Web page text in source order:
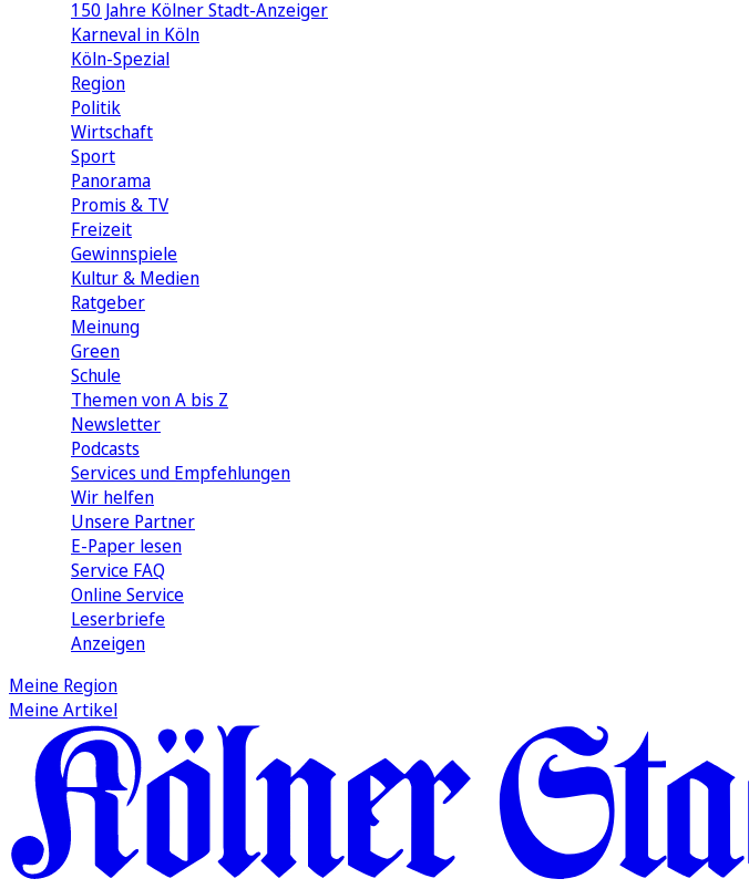
150 Jahre Kölner Stadt-Anzeiger
Karneval in Köln
Köln-Spezial
Region
Politik
Wirtschaft
Sport
Panorama
Promis & TV
Freizeit
Gewinnspiele
Kultur & Medien
Ratgeber
Meinung
Green
Schule
Themen von A bis Z
Newsletter
Podcasts
Services und Empfehlungen
Wir helfen
Unsere Partner
E-Paper lesen
Service FAQ
Online Service
Leserbriefe
Anzeigen
Meine Region
Meine Artikel